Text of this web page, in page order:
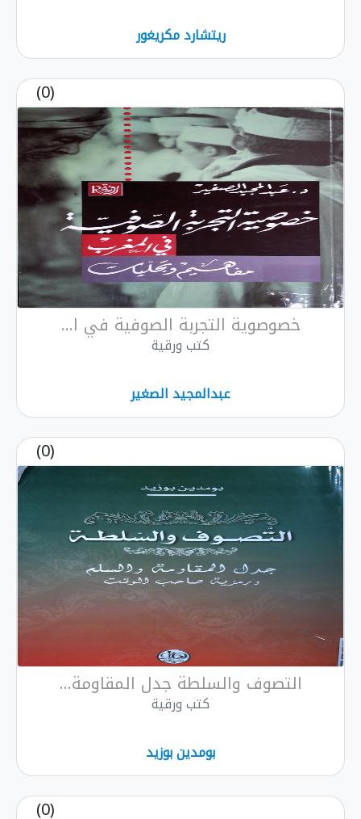
ريتشارد مكريغور
(0)
خصوصوية التجربة الصوفية في ا...
كتب ورقية
عبدالمجيد الصغير
(0)
التصوف والسلطة جدل المقاومة...
كتب ورقية
بومدين بوزيد
(0)